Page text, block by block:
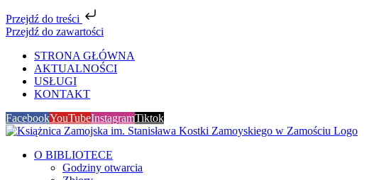
Przejdź do treści
Przejdź do zawartości
STRONA GŁÓWNA
AKTUALNOŚCI
USŁUGI
KONTAKT
FacebookYouTubeInstagramTiktok
O BIBLIOTECE
Godziny otwarcia